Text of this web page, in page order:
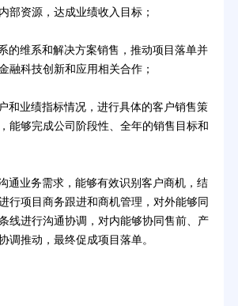
部资源，达成业绩收入目标；
维系和解决方案销售，推动项目落单并
融科技创新和应用相关合作；
业绩指标情况，进行具体的客户销售策
能够完成公司阶段性、全年的销售目标和
业务需求，能够有效识别客户商机，结
行项目商务跟进和商机管理，对外能够同
线进行沟通协调，对内能够协同售前、产
调推动，最终促成项目落单。